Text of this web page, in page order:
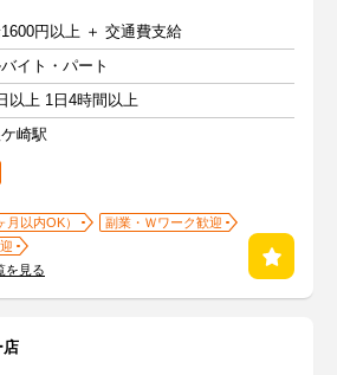
円以上 ＋ 交通費支給
イト・パート
以上 1日4時間以上
崎駅
月以内OK）
副業・Ｗワーク歓迎
を見る